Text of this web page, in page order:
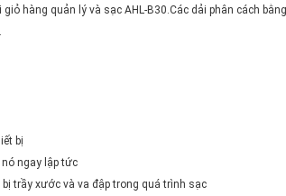
hàng quản lý và sạc AHL-B30.Các dải phân cách
bị
ngay lập tức
trầy xước và va đập trong quá trình sạc